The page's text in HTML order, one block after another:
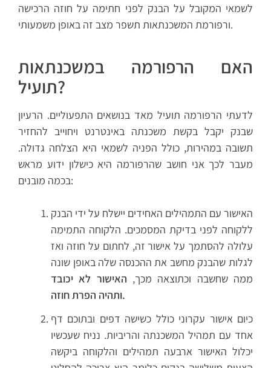
לשמאי המקובל על הבנק לפני חתימה על חוזה הרכישה
ורפורמת המשכנתאות תשפר מצב זה באופן משמעותי.
האם הרפורמה במשכנתאות
תועיל?
לדעתי הרפורמה תועיל מאד בנושאים התפעוליים. הרעיון
שבנק יקבל בקשת משכנתה באינטרנט ויחוייב להחזיר
תשובה במהירות, כולל הפניה לשמאי היא הצלחה גדולה.
מעבר לכך אני חושב שהרפורמה היא כישלון ידוע מראש
בכמה מובנים:
האישור עם התמהילים האחידים יישלח על ידי הבנק
ללקוחה לפני בדיקת המסמכים. הלקוחה התמימה
עלולה להסתמך על אישור זה, לחתום על חוזה ואז
לגלות שהבנק מחשב את ההכנסה שלה באופן שונה
ממה שחשבה וכתוצאה מכך, האישור לא יכובד
ותהיה הפרת חוזה.
כיום אישור עקרוני כולל כשישה דפים ובתוכם דף
אחד עם תמהיל המשכנתה והריביות. נניח שעכשיו
יכלול האישור ארבעה תמהילים והלקוחה ביקשה